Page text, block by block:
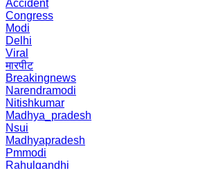
Accident
Congress
Modi
Delhi
Viral
मारपीट
Breakingnews
Narendramodi
Nitishkumar
Madhya_pradesh
Nsui
Madhyapradesh
Pmmodi
Rahulgandhi